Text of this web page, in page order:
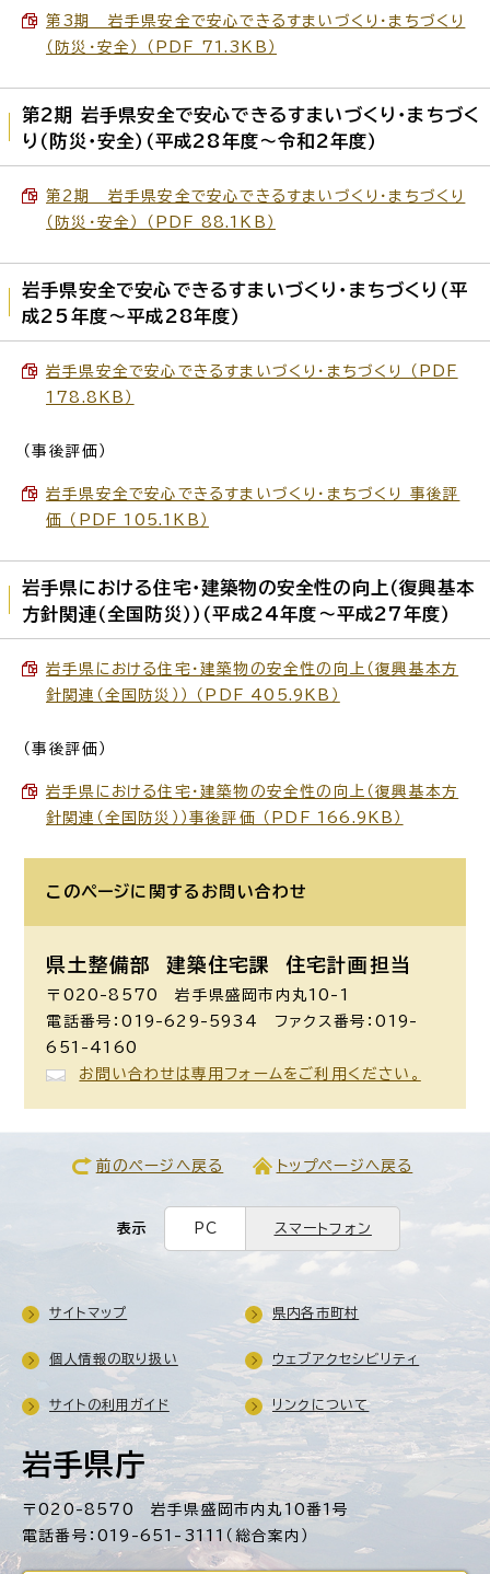
第3期 岩手県安全で安心できるすまいづくり・まちづくり
（防災・安全） （PDF 71.3KB）
第2期 岩手県安全で安心できるすまいづくり・まちづく
り（防災・安全）（平成28年度～令和2年度）
第2期 岩手県安全で安心できるすまいづくり・まちづくり
（防災・安全） （PDF 88.1KB）
岩手県安全で安心できるすまいづくり・まちづくり（平
成25年度～平成28年度）
岩手県安全で安心できるすまいづくり・まちづくり （PDF
178.8KB）
（事後評価）
岩手県安全で安心できるすまいづくり・まちづくり 事後評
価 （PDF 105.1KB）
岩手県における住宅・建築物の安全性の向上（復興基本
方針関連（全国防災））（平成24年度～平成27年度）
岩手県における住宅・建築物の安全性の向上（復興基本方
針関連（全国防災）） （PDF 405.9KB）
（事後評価）
岩手県における住宅・建築物の安全性の向上（復興基本方
針関連（全国防災））事後評価 （PDF 166.9KB）
このページに関する お問い合わせ
県土整備部 建築住宅課 住宅計画担当
〒020-8570 岩手県盛岡市内丸10-1
電話番号：019-629-5934 ファクス番号：019-
651-4160
お問い合わせは専用フォームをご利用ください。
前のページへ戻る トップページへ戻る
表示 PC スマートフォン
岩手県庁
〒020-8570 岩手県盛岡市内丸10番1号
電話番号：019-651-3111（総合案内）
サイトマップ 県内各市町村
個人情報の取り扱い ウェブアクセシビリティ
サイトの利用ガイド リンクについて